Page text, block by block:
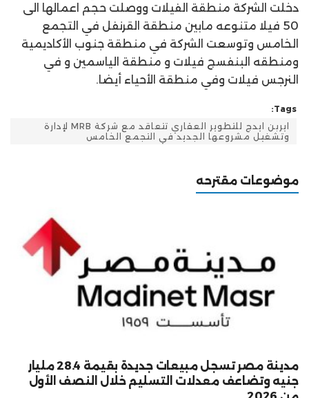
دخلت الشركة منطقة الفيلات ووصلت حجم اعمالها الى
50 فيلا متنوعه مابين منطقة القرنفل في التجمع
الخامس وتوسعت الشركة في منطقة جنوب الأكاديمية
ومنطقه البنفسج فيلات و منطقة الياسمين و في
النرجس فيلات وفي منطقة الأحياء أيضا.
Tags:
ايربن ايدج للتطوير العقاري تتعاقد مع شركة MRB لإدارة
وتشغيل مشروعها الجديد في التجمع الخامس
موضوعات مقترحه
مدينة مصر تسجل مبيعات جديدة بقيمة 28.4 مليار
جنيه وتضاعف معدلات التسليم خلال النصف الأول